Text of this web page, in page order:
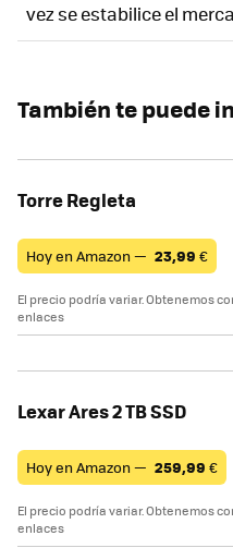
vez se estabilice el
También te puede
Torre Regleta
Hoy en Amazon — 23,99 €
El precio podría variar. Obtenemos
enlaces
Lexar Ares 2 TB SSD
Hoy en Amazon — 259,99 €
El precio podría variar. Obtenemos
enlaces